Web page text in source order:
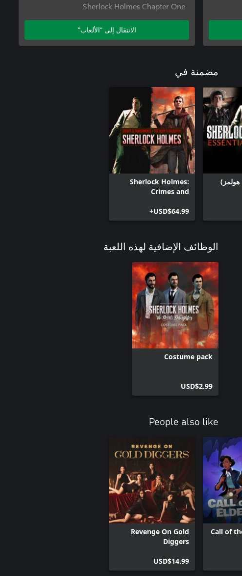
Sherlock Holmes Chapter One
الانتقال إلى "الألعاب"
مضمنة في
Sherlock Holmes:
Crimes and
Sherlock Holmes: The
Devil's Daughter
USD$64.99+
الوظائف الإضافية لهذه اللعبة
Costume pack
USD$2.99
People also like
Call of
Revenge On Gold
Diggers
USD$14.99